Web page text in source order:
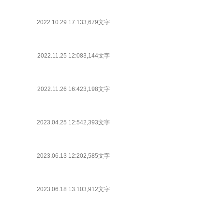
2022.10.29 17:133,679文字
2022.11.25 12:083,144文字
2022.11.26 16:423,198文字
2023.04.25 12:542,393文字
2023.06.13 12:202,585文字
2023.06.18 13:103,912文字